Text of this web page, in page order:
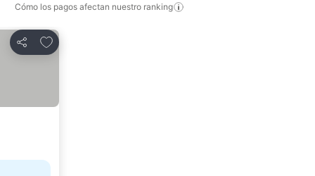
Cómo los pagos afectan nuestro ranking
Compartir
Agregar a favoritos